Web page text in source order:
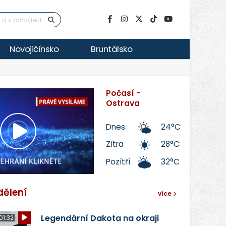
Novojičínsko Bruntálsko
Přehrát
video
Počasí -
Ostrava
Dnes
24°C
Zítra
28°C
Pozítří
32°C
více
Legendární Dakota na okraji